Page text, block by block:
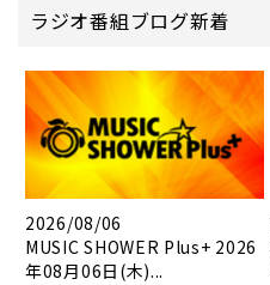
ラジオ番組ブログ新着
2026/08/06
MUSIC SHOWER Plus+ 2026
年08月06日(木)...